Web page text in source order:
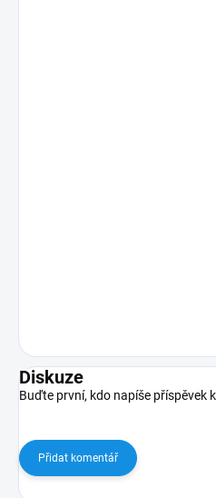
Diskuze
Buďte první, kdo napíše příspěvek
Přidat komentář